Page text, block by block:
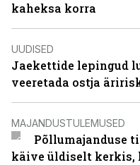
kaheksa korra
UUDISED
Jaekettide lepingud
veeretada ostja
MAJANDUSTULEMUSED
Põllumajanduse
käive üldiselt kerkis,